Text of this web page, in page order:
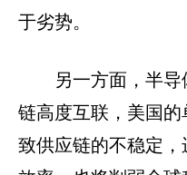
于劣势。
另一方面，半
链高度互联，美国
致供应链的不稳定